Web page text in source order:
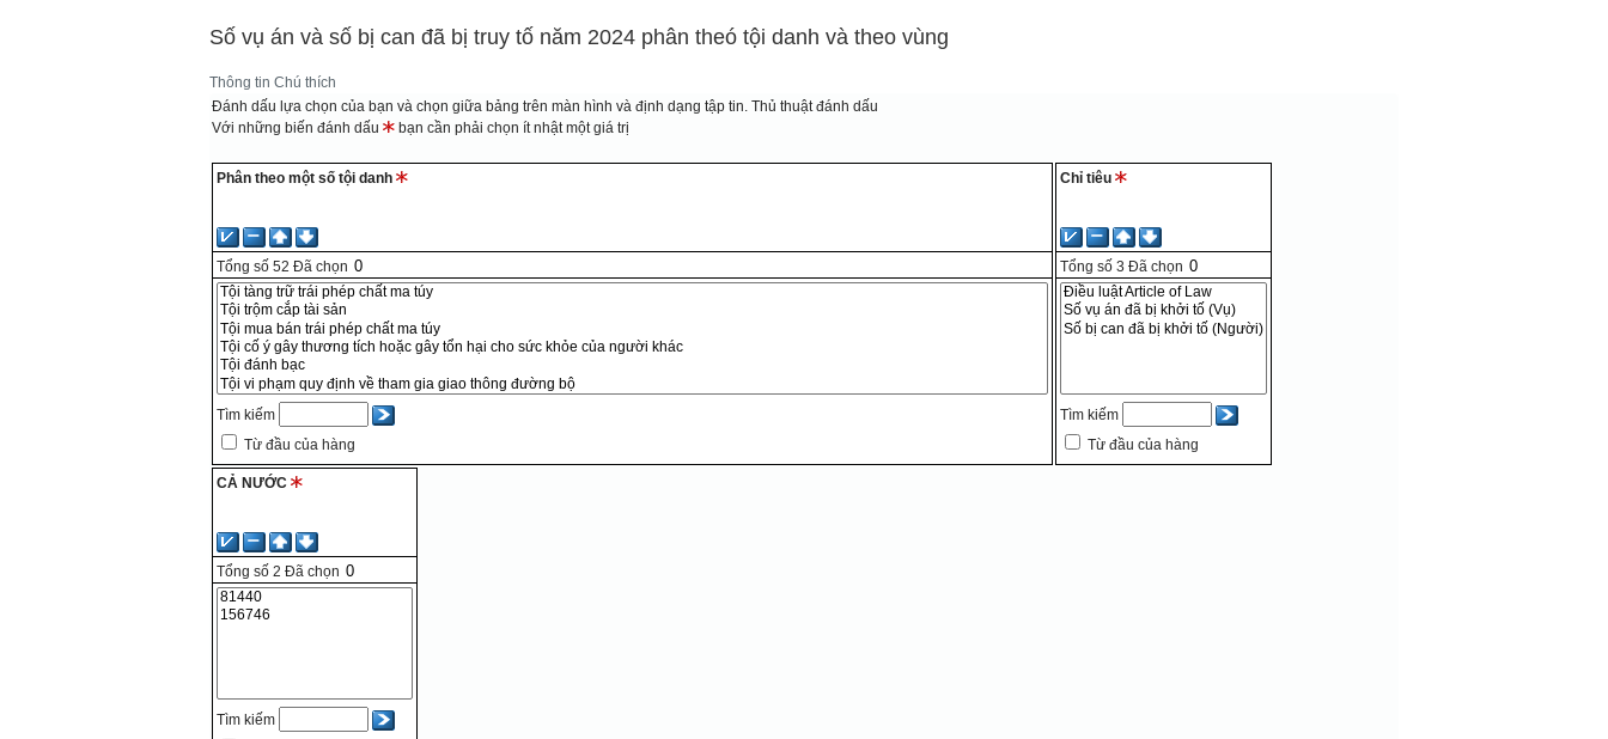
Số vụ án và số bị can đã bị truy tố năm 2024 phân theó tội danh và theo vùng
Thông tin Chú thích
Đánh dấu lựa chọn của bạn và chọn giữa bảng trên màn hình và định dạng tập tin.Thủ thuật đánh dấu
Với những biến đánh dấu
bạn cần phải chọn ít nhật một giá trị
Phân theo một số tội danh
Tổng số 52 Đã chọn
Tìm kiếm
Từ đầu của hàng
Chỉ tiêu
Tổng số 3 Đã chọn
Tìm kiếm
Từ đầu của hàng
CẢ NƯỚC
Tổng số 2 Đã chọn
Tìm kiếm